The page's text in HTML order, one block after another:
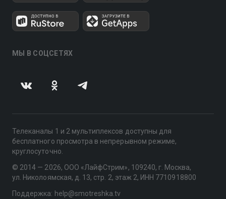
МЫ В СОЦСЕТЯХ
Телеканалы 1 и 2 мультиплексов доступны для
бесплатного просмотра в непрерывном режиме,
круглосуточно.
© 2014 — 2026, ООО «ЛайфСтрим», 109240, г. Москва,
ул. Николоямская, д. 13, стр. 2, этаж 2, ИНН 7710918800
Поддержка: help@smotreshka.tv